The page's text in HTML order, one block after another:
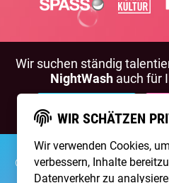
Wir suchen ständig
NightWash auch für
©2026 Brainpool LiveÜber
Impressum
WIR SCHÄTZEN
Wir verwenden Cookies,
verbessern, Inhalte
Datenverkehr zu